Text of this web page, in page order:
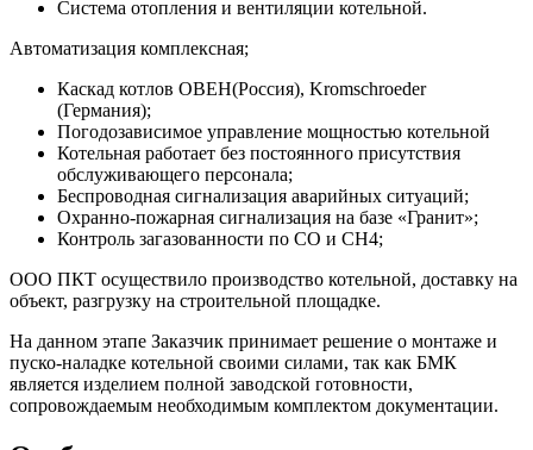
Система отопления и вентиляции котельной.
Автоматизация комплексная;
Каскад котлов ОВЕН(Россия), Kromschroeder
(Германия);
Погодозависимое управление мощностью котельной
Котельная работает без постоянного присутствия
обслуживающего персонала;
Беспроводная сигнализация аварийных ситуаций;
Охранно-пожарная сигнализация на базе «Гранит»;
Контроль загазованности по СО и СН4;
ООО ПКТ осуществило производство котельной, доставку на
объект, разгрузку на строительной площадке.
На данном этапе Заказчик принимает решение о монтаже и
пуско-наладке котельной своими силами, так как БМК
является изделием полной заводской готовности,
сопровождаемым необходимым комплектом документации.